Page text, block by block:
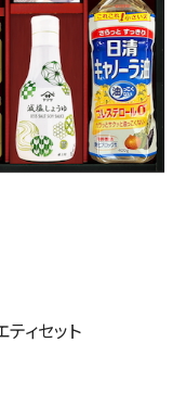
ィセット